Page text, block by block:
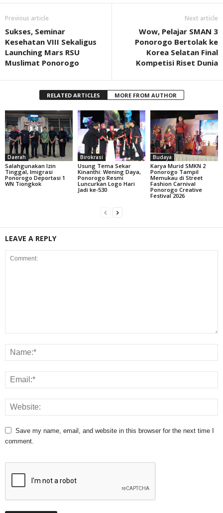
Previous article
Sukses, Seminar
Kesehatan VIII Sekaligus
Launching Mars RSU
Muslimat Ponorogo
Next article
Wow, Pelajar SMAN 3
Ponorogo Bertolak ke
Korea Selatan Final
Kompetisi Riset Dunia
RELATED ARTICLES MORE FROM AUTHOR
Daerah
Salahgunakan Izin
Tinggal, Imigrasi
Ponorogo Deportasi 1
WN Tiongkok
Birokrasi
Usung Tema Sekar
Kinanthi: Wening Daya,
Ponorogo Resmi
Luncurkan Logo Hari
Jadi ke-530
Budaya
Karya Murid SMKN 2
Ponorogo Tampil
Memukau di Street
Fashion Carnival
Ponorogo Creative
Festival 2026
LEAVE A REPLY
Save my name, email, and website in this browser for the next time I
comment.